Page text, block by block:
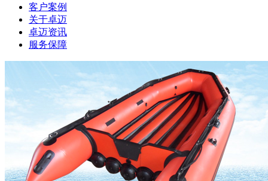
客户案例
关于卓迈
卓迈资讯
服务保障